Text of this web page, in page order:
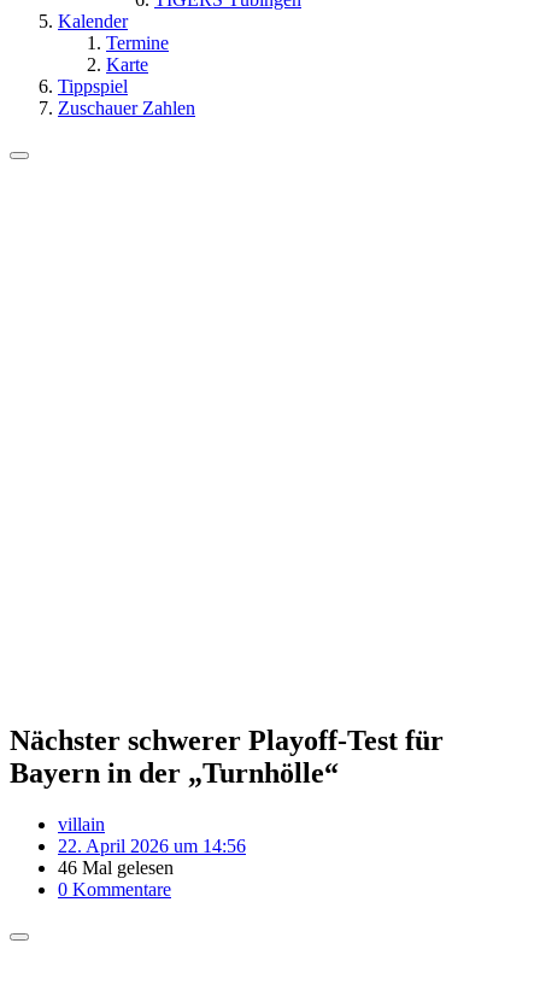
Kalender
Termine
Karte
Tippspiel
Zuschauer Zahlen
Nächster schwerer Playoff-Test für
Bayern in der „Turnhölle“
villain
22. April 2026 um 14:56
46 Mal gelesen
0 Kommentare